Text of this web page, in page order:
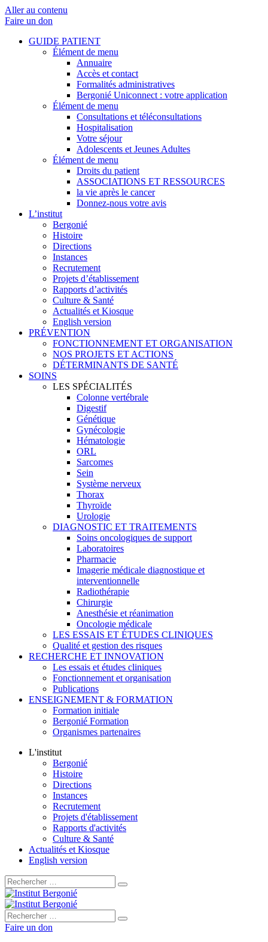
Aller au contenu
Faire un don
GUIDE PATIENT
Élément de menu
Annuaire
Accès et contact
Formalités administratives
Bergonié Uniconnect : votre application
Élément de menu
Consultations et téléconsultations
Hospitalisation
Votre séjour
Adolescents et Jeunes Adultes
Élément de menu
Droits du patient
ASSOCIATIONS ET RESSOURCES
la vie après le cancer
Donnez-nous votre avis
L’institut
Bergonié
Histoire
Directions
Instances
Recrutement
Projets d’établissement
Rapports d’activités
Culture & Santé
Actualités et Kiosque
English version
PRÉVENTION
FONCTIONNEMENT ET ORGANISATION
NOS PROJETS ET ACTIONS
DÉTERMINANTS DE SANTÉ
SOINS
LES SPÉCIALITÉS
Colonne vertébrale
Digestif
Génétique
Gynécologie
Hématologie
ORL
Sarcomes
Sein
Système nerveux
Thorax
Thyroïde
Urologie
DIAGNOSTIC ET TRAITEMENTS
Soins oncologiques de support
Laboratoires
Pharmacie
Imagerie médicale diagnostique et
interventionnelle
Radiothérapie
Chirurgie
Anesthésie et réanimation
Oncologie médicale
LES ESSAIS ET ÉTUDES CLINIQUES
Qualité et gestion des risques
RECHERCHE ET INNOVATION
Les essais et études cliniques
Fonctionnement et organisation
Publications
ENSEIGNEMENT & FORMATION
Formation initiale
Bergonié Formation
Organismes partenaires
L'institut
Bergonié
Histoire
Directions
Instances
Recrutement
Projets d'établissement
Rapports d'activités
Culture & Santé
Actualités et Kiosque
English version
Rechercher :
Rechercher :
Faire un don